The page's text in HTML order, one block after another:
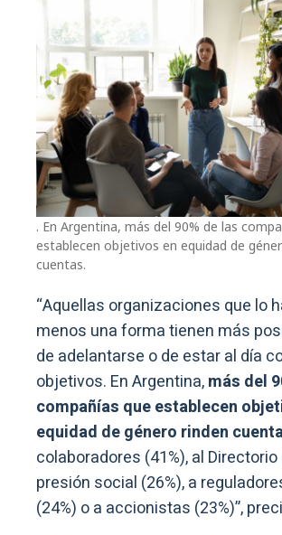
. En Argentina, más del 90% de las
establecen objetivos en equidad de
cuentas.
“Aquellas organizaciones que lo
menos una forma tienen más
de adelantarse o de estar al día
objetivos. En Argentina,más del
compañías que establecen
equidad de género rinden
colaboradores (41%), al Directorio
presión social (26%), a
(24%) o a accionistas (23%)”,